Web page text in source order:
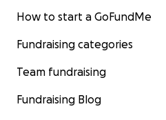
How to start a GoFundMe
Fundraising categories
Team fundraising
Fundraising Blog